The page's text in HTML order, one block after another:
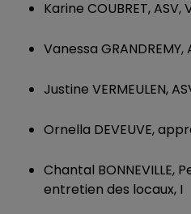
Karine COUBRET, ASV,
Vanessa
Justine VERMEULEN,
Ornella DEVEUVE,
Chantal BONNEVILLE,
entretien des locaux, I